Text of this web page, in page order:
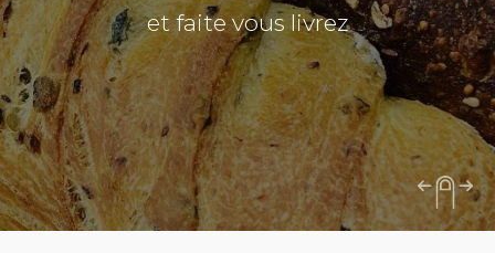
et faite vous livrez